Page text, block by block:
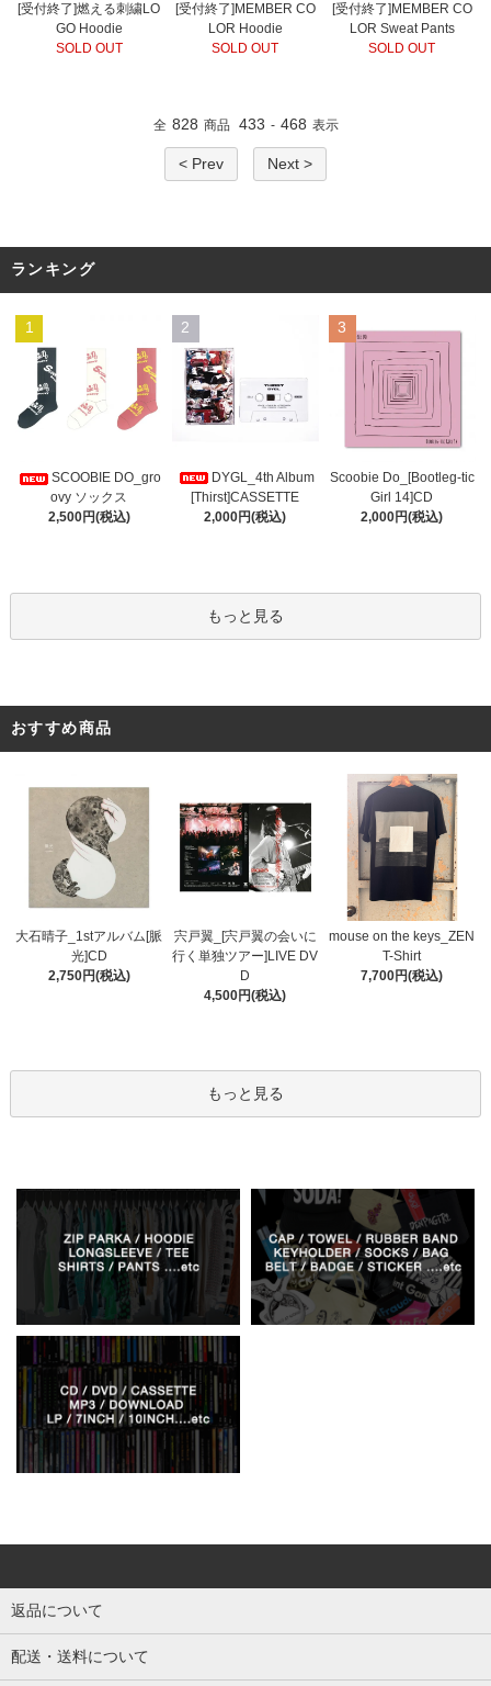
[受付終了]燃える刺繍LO
GO Hoodie
SOLD OUT
[受付終了]MEMBER CO
LOR Hoodie
SOLD OUT
[受付終了]MEMBER CO
LOR Sweat Pants
SOLD OUT
全 828 商品 433 - 468 表示
< Prev Next >
ランキング
1
SCOOBIE DO_gro
ovy ソックス
2,500円(税込)
2
DYGL_4th Album
[Thirst]CASSETTE
2,000円(税込)
3
Scoobie Do_[Bootleg-tic
Girl 14]CD
2,000円(税込)
もっと見る
おすすめ商品
大石晴子_1stアルバム[脈
光]CD
2,750円(税込)
宍戸翼_[宍戸翼の会いに
行く単独ツアー]LIVE DV
D
4,500円(税込)
mouse on the keys_ZEN
T-Shirt
7,700円(税込)
もっと見る
返品について
配送・送料について